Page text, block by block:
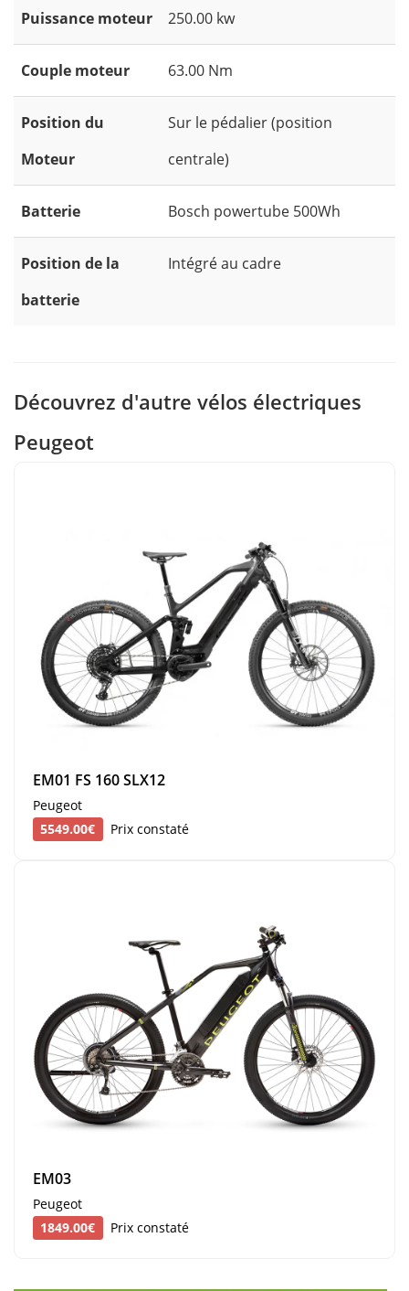
Puissance moteur 250.00 kw
Couple moteur 63.00 Nm
Position du
Moteur
Sur le pédalier (position
centrale)
Batterie Bosch powertube 500Wh
Position de la
batterie
Intégré au cadre
Découvrez d'autre vélos électriques
Peugeot
EM01 FS 160 SLX12
Peugeot
5549.00€
Prix constaté
EM03
Peugeot
1849.00€
Prix constaté